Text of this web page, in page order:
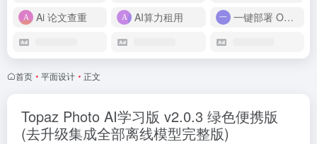
Ai 论文查重
AI算力租用 一键部署 OpenClaw
首页 • 平面设计 • 正文
Topaz Photo AI学习版 v2.0.3 绿色便携版
(去升级集成全部离线模型完整版)